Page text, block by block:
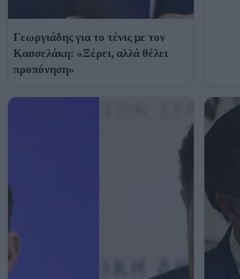
Γεωργιάδης για το τένις με τον
Κασσελάκη: «Ξέρει, αλλά θέλει
προπόνηση»